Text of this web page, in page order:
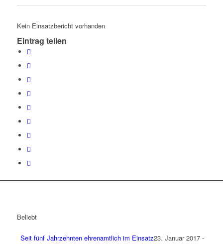
Kein Einsatzbericht vorhanden
Eintrag teilen
Beliebt
Seit fünf Jahrzehnten ehrenamtlich im Einsatz23. Januar 2017 -